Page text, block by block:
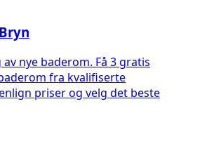
Bryn
nye baderom. Få 3 gratis
fra kvalifiserte
priser og velg det beste